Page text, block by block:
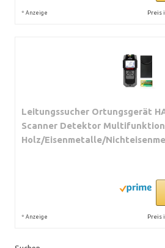
* Anzeige Preis
Leitungssucher Ortungsgerät
Scanner Detektor
Holz/Eisenmetalle/
* Anzeige Preis